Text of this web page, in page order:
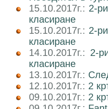
15.10.2017г.: 2-
класиране
15.10.2017г.: 2-
класиране
14.10.2017г.: 2-
класиране
13.10.2017г.:
12.10.2017г.: 2
09.10.2017г.: 2